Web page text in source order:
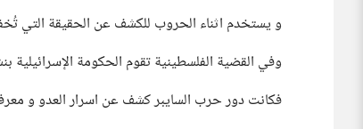
و يستخدم اثناء الحروب للكشف عن الحقيقة التي
وفي القضية الفلسطينية تقوم الحكومة الإسرائيلية
فكانت دور حرب السايبر كشف عن اسرار العدو و